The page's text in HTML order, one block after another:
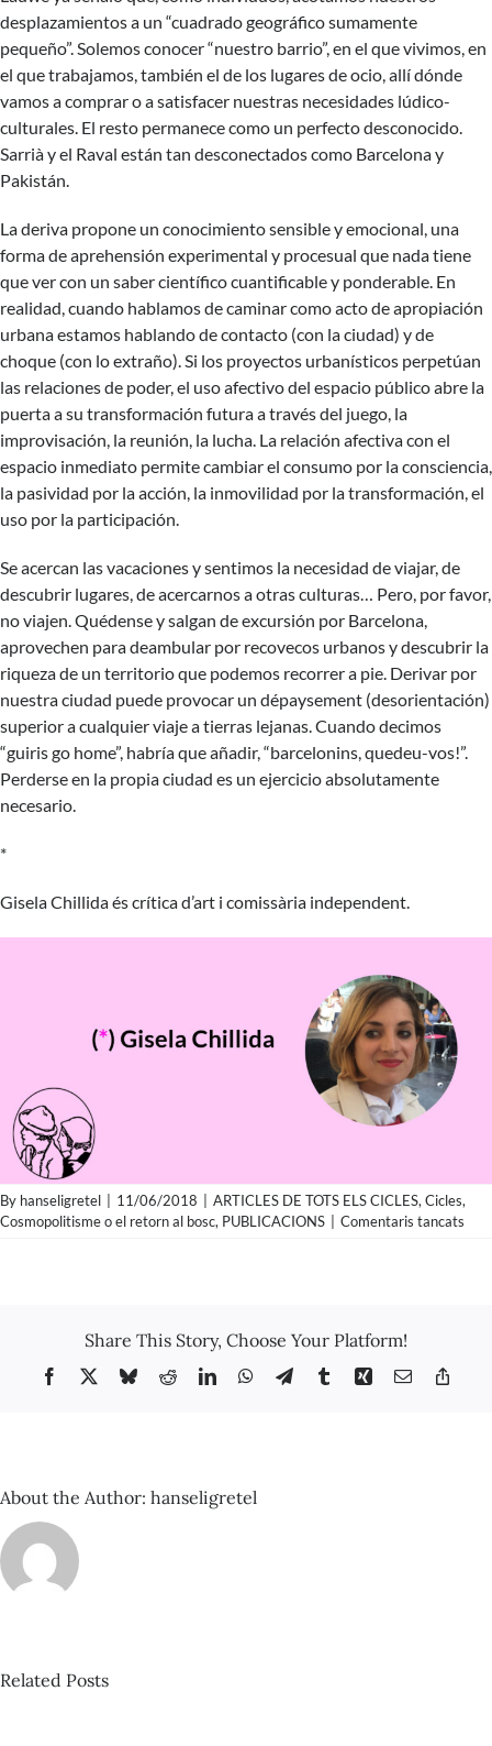
desplazamientos a un “cuadrado geográfico sumamente
pequeño”. Solemos conocer “nuestro barrio”, en el que vivimos, en
el que trabajamos, también el de los lugares de ocio, allí dónde
vamos a comprar o a satisfacer nuestras necesidades lúdico-
culturales. El resto permanece como un perfecto desconocido.
Sarrià y el Raval están tan desconectados como Barcelona y
Pakistán.
La deriva propone un conocimiento sensible y emocional, una
forma de aprehensión experimental y procesual que nada tiene
que ver con un saber científico cuantificable y ponderable. En
realidad, cuando hablamos de caminar como acto de apropiación
urbana estamos hablando de contacto (con la ciudad) y de
choque (con lo extraño). Si los proyectos urbanísticos perpetúan
las relaciones de poder, el uso afectivo del espacio público abre la
puerta a su transformación futura a través del juego, la
improvisación, la reunión, la lucha. La relación afectiva con el
espacio inmediato permite cambiar el consumo por la consciencia,
la pasividad por la acción, la inmovilidad por la transformación, el
uso por la participación.
Se acercan las vacaciones y sentimos la necesidad de viajar, de
descubrir lugares, de acercarnos a otras culturas… Pero, por favor,
no viajen. Quédense y salgan de excursión por Barcelona,
aprovechen para deambular por recovecos urbanos y descubrir la
riqueza de un territorio que podemos recorrer a pie. Derivar por
nuestra ciudad puede provocar un dépaysement (desorientación)
superior a cualquier viaje a tierras lejanas. Cuando decimos
“guiris go home”, habría que añadir, “barcelonins, quedeu-vos!”.
Perderse en la propia ciudad es un ejercicio absolutamente
necesario.
*
Gisela Chillida és crítica d’art i comissària independent.
By hanseligretel 11/06/2018 ARTICLES DE TOTS ELS CICLES, Cicles,
Cosmopolitisme o el retorn al bosc, PUBLICACIONS Comentaris tancats
Share This Story, Choose Your Platform!
Facebook BlueskyRedditLinkedInWhatsApp
TelegramTumblrXing Email
About the Author: hanseligretel
Related Posts